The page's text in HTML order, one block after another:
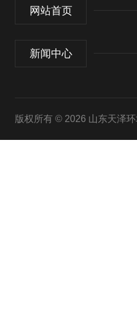
网站首页
新闻中心
版权所有 © 2026 山东天泽